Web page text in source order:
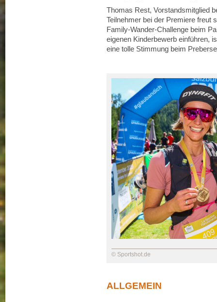
Thomas Rest, Vorstandsmitglied
Teilnehmer bei der Premiere freut
Family-Wander-Challenge beim
eigenen Kinderbewerb einführen,
eine tolle Stimmung beim
© Sportshot.de
ALLGEMEIN